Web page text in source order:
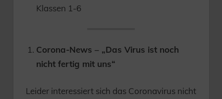
Klassen 1-6
Corona-News – „Das Virus ist noch
nicht fertig mit uns“
Leider interessiert sich das Coronavirus nicht